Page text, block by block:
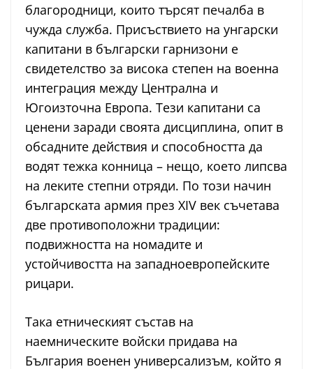
благородници, които търсят печалба в
чужда служба. Присъствието на унгарски
капитани в български гарнизони е
свидетелство за висока степен на военна
интеграция между Централна и
Югоизточна Европа. Тези капитани са
ценени заради своята дисциплина, опит в
обсадните действия и способността да
водят тежка конница – нещо, което липсва
на леките степни отряди. По този начин
българската армия през XIV век съчетава
две противоположни традиции:
подвижността на номадите и
устойчивостта на западноевропейските
рицари.
Така етническият състав на
наемническите войски придава на
България военен универсализъм, който я